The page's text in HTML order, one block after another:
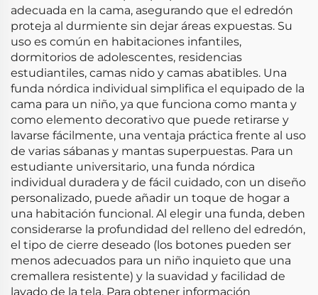
adecuada en la cama, asegurando que el edredón
proteja al durmiente sin dejar áreas expuestas. Su
uso es común en habitaciones infantiles,
dormitorios de adolescentes, residencias
estudiantiles, camas nido y camas abatibles. Una
funda nórdica individual simplifica el equipado de la
cama para un niño, ya que funciona como manta y
como elemento decorativo que puede retirarse y
lavarse fácilmente, una ventaja práctica frente al uso
de varias sábanas y mantas superpuestas. Para un
estudiante universitario, una funda nórdica
individual duradera y de fácil cuidado, con un diseño
personalizado, puede añadir un toque de hogar a
una habitación funcional. Al elegir una funda, deben
considerarse la profundidad del relleno del edredón,
el tipo de cierre deseado (los botones pueden ser
menos adecuados para un niño inquieto que una
cremallera resistente) y la suavidad y facilidad de
lavado de la tela. Para obtener información